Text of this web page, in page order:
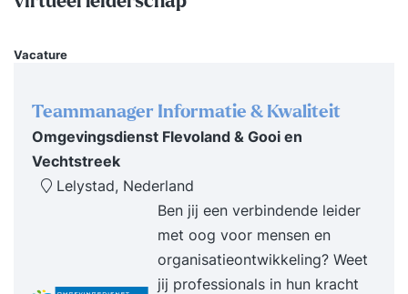
Vacature
Teammanager Informatie & Kwaliteit
Omgevingsdienst Flevoland & Gooi en
Vechtstreek
Lelystad, Nederland
Ben jij een verbindende leider
met oog voor mensen en
organisatieontwikkeling? Weet
jij professionals in hun kracht